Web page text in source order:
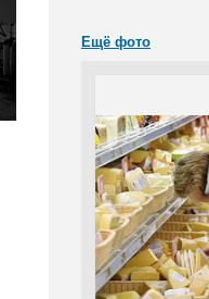
Ещё фото